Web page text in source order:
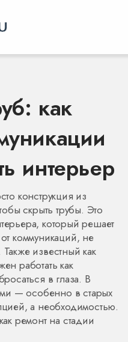
как
интерьер
конструкция из
скрыть трубы. Это
который решает
коммуникаций, не
Также известный как
работать как
в глаза. В
— особенно в старых
а необходимостью.
ремонт на стадии